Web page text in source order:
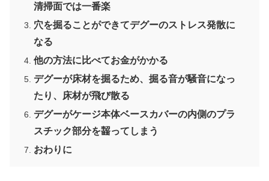
清掃面では一番楽
穴を掘ることができてデグーのストレス発散に
なる
他の方法に比べてお金がかかる
デグーが床材を掘るため、掘る音が騒音になっ
たり、床材が飛び散る
デグーがケージ本体ベースカバーの内側のプラ
スチック部分を齧ってしまう
おわりに